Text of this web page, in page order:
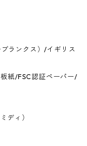
ランクス）/イギリス
紙/FSC認証ペーパー/
ディ）